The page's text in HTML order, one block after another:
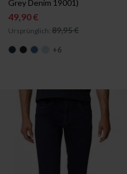
Grey Denim 19001)
49,90 €
Ursprünglich: 89,95 €
+6